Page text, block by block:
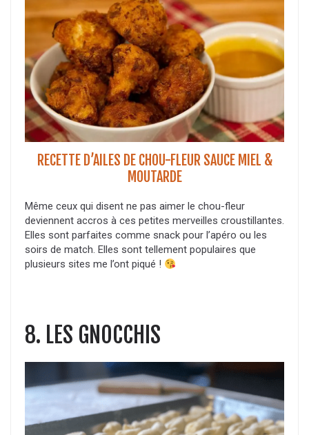
RECETTE D’AILES DE CHOU-FLEUR SAUCE MIEL &
MOUTARDE
Même ceux qui disent ne pas aimer le chou-fleur
deviennent accros à ces petites merveilles croustillantes.
Elles sont parfaites comme snack pour l’apéro ou les
soirs de match. Elles sont tellement populaires que
plusieurs sites me l’ont piqué !
8. LES GNOCCHIS